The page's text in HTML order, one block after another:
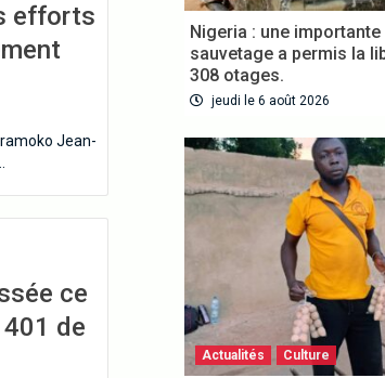
efforts
Jean-
ce
de
Nigeria : une
sauvetage a permis la
308 otages.
jeudi le 6 août 2026
Actualités Culture